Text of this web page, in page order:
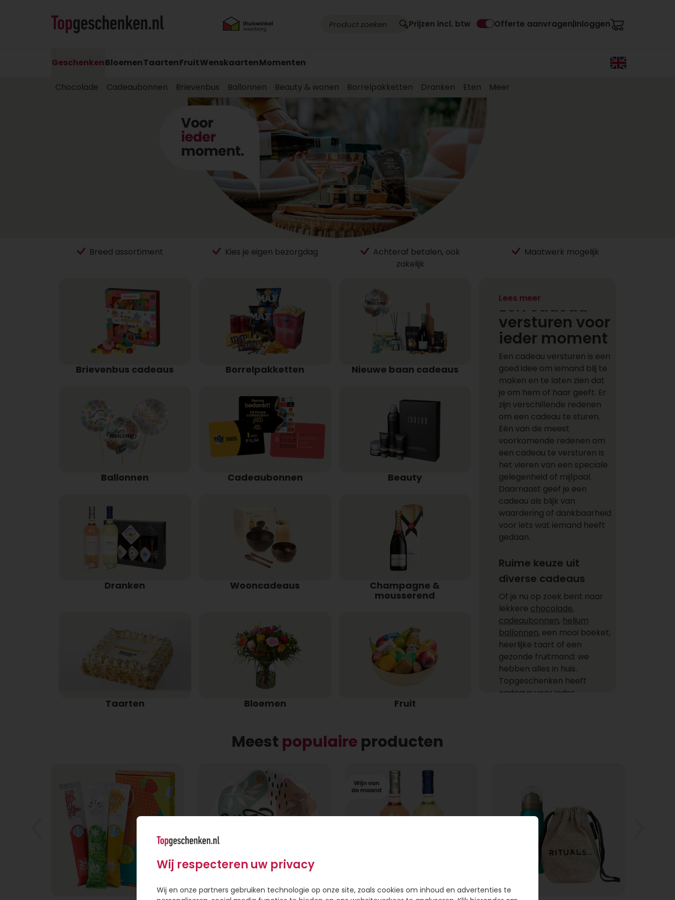
Prijzen incl. btw Offerte aanvragen Inloggen
GeschenkenBloemenTaartenFruitWenskaartenMomenten
Chocolade Cadeaubonnen Brievenbus Ballonnen Beauty & wonen Borrelpakketten Dranken Eten Meer
Breed assortiment Kies je eigen bezorgdag
Achteraf betalen, ook
zakelijk
Maatwerk mogelijk
Brievenbus cadeaus Borrelpakketten Nieuwe baan cadeaus
Ballonnen Cadeaubonnen Beauty
Dranken Wooncadeaus
Champagne &
mousserend
Taarten Bloemen Fruit
Een cadeau
versturen voor
ieder moment
Een cadeau versturen is een
goed idee om iemand blij te
maken en te laten zien dat
je om hem of haar geeft. Er
zijn verschillende redenen
om een cadeau te sturen.
Eén van de meest
voorkomende redenen om
een cadeau te versturen is
het vieren van een speciale
gelegenheid of mijlpaal.
Daarnaast geef je een
cadeau als blijk van
waardering of dankbaarheid
voor iets wat iemand heeft
gedaan.
Ruime keuze uit
diverse cadeaus
Of je nu op zoek bent naar
lekkere chocolade,
cadeaubonnen, helium
ballonnen, een mooi boeket,
heerlijke taart of een
gezonde fruitmand: we
hebben alles in huis.
Topgeschenken heeft
cadeaus voor ieder
Gemakkelijk cadeaus
bezorgen
Bij wie laat jij een cadeau
bezorgen? Een cadeau
bezorgen bij één of meer
ontvangers is niet alleen
gemakkelijk, want je hoeft
de deur niet uit, maar het
Lees meer
Meest populaire producten
Wij respecteren uw privacy
Wij en onze partners gebruiken technologie op onze site, zoals cookies om inhoud en advertenties te